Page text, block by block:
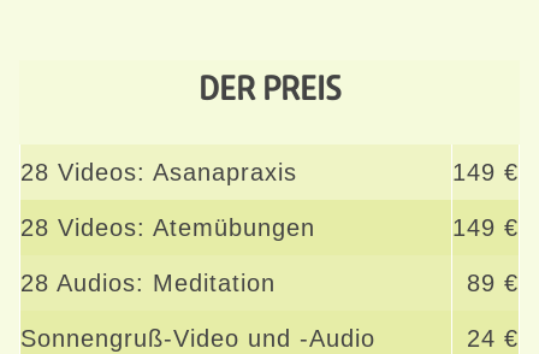
DER PREIS
28 Videos: Asanapraxis 149 €
28 Videos: Atemübungen 149 €
28 Audios: Meditation 89 €
Sonnengruß-Video und -Audio 24 €